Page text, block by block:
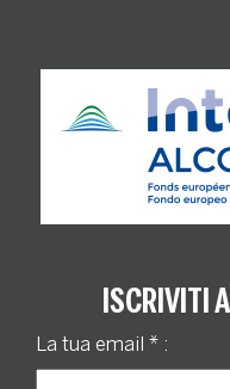
ISCRIVITI
La tua email * :